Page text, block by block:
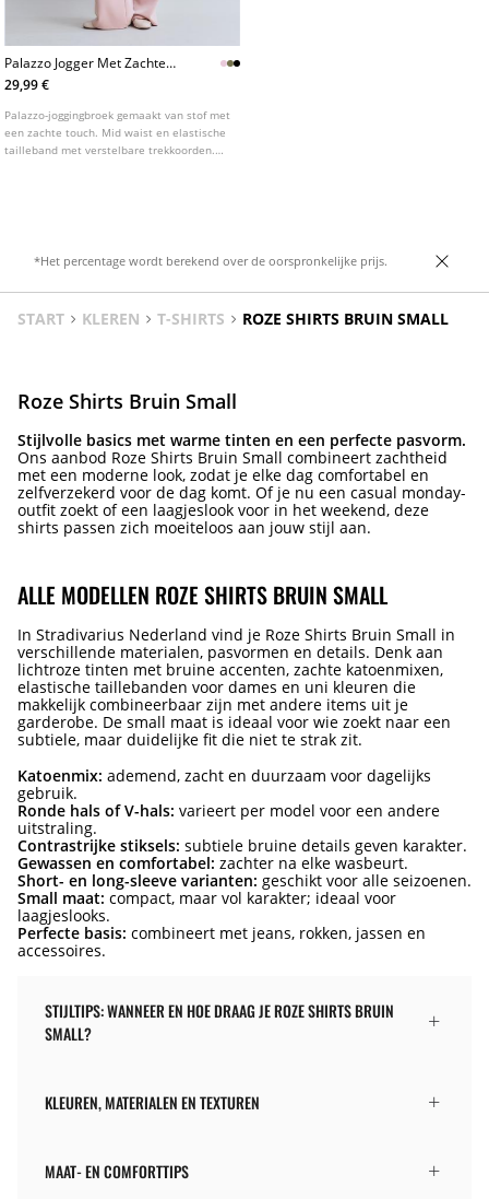
Palazzo Jogger Met Zachte
Touch
29,99 €
Palazzo-joggingbroek gemaakt van stof met
een zachte touch. Mid waist en elastische
tailleband met verstelbare trekkoorden.
*Het percentage wordt berekend over de oorspronkelijke prijs.
START KLEREN T-SHIRTS ROZE SHIRTS BRUIN SMALL
Roze Shirts Bruin Small
Stijlvolle basics met warme tinten en een perfecte pasvorm.
Ons aanbod Roze Shirts Bruin Small combineert zachtheid
met een moderne look, zodat je elke dag comfortabel en
zelfverzekerd voor de dag komt. Of je nu een casual monday-
outfit zoekt of een laagjeslook voor in het weekend, deze
shirts passen zich moeiteloos aan jouw stijl aan.
ALLE MODELLEN ROZE SHIRTS BRUIN SMALL
In Stradivarius Nederland vind je Roze Shirts Bruin Small in
verschillende materialen, pasvormen en details. Denk aan
lichtroze tinten met bruine accenten, zachte katoenmixen,
elastische taillebanden voor dames en uni kleuren die
makkelijk combineerbaar zijn met andere items uit je
garderobe. De small maat is ideaal voor wie zoekt naar een
subtiele, maar duidelijke fit die niet te strak zit.
Katoenmix: ademend, zacht en duurzaam voor dagelijks
gebruik.
Ronde hals of V-hals: varieert per model voor een andere
uitstraling.
Contrastrijke stiksels: subtiele bruine details geven karakter.
Gewassen en comfortabel: zachter na elke wasbeurt.
Short- en long-sleeve varianten: geschikt voor alle seizoenen.
Small maat: compact, maar vol karakter; ideaal voor
laagjeslooks.
Perfecte basis: combineert met jeans, rokken, jassen en
accessoires.
STIJLTIPS: WANNEER EN HOE DRAAG JE ROZE SHIRTS BRUIN
SMALL?
KLEUREN, MATERIALEN EN TEXTUREN
MAAT- EN COMFORTTIPS